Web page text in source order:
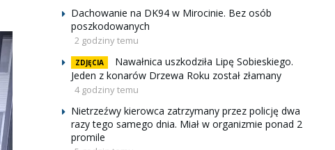
Dachowanie na DK94 w Mirocinie. Bez osób
poszkodowanych
2 godziny temu
ZDJĘCIA
Nawałnica uszkodziła Lipę Sobieskiego.
Jeden z konarów Drzewa Roku został złamany
4 godziny temu
Nietrzeźwy kierowca zatrzymany przez policję dwa
razy tego samego dnia. Miał w organizmie ponad 2
promile